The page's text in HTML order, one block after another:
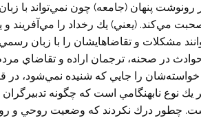
رونوشت پنهان (جامعه) چون نمي‌تواند با
مي‌كند. (يعني) يك رخداد را
مشكلات و تقاضاهايشان را با زبان
در صحنه، ترجمان اراده و تقاضاي
خواسته‌شان را جايي كه شنيده نمي‌شود،
يك نوع نابهنگامي است كه چگونه
چطور درك نكردند كه وضعيت روحي و